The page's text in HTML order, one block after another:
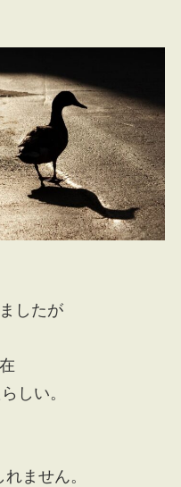
したが
しい。
ません。